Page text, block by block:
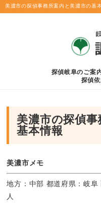
美濃市の探偵
基本情報
美濃市メモ
地方：中部 都道府県：岐
人
美濃市の探偵事務所案内と美濃市の基
探偵岐阜のご案
探偵依